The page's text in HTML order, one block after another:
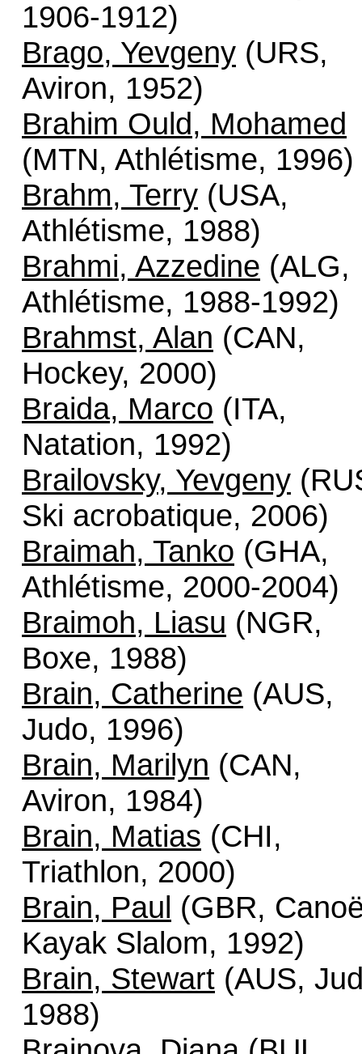
1906-1912)
Brago, Yevgeny (URS,
Aviron, 1952)
Brahim Ould, Mohamed
(MTN, Athlétisme, 1996)
Brahm, Terry (USA,
Athlétisme, 1988)
Brahmi, Azzedine (ALG,
Athlétisme, 1988-1992)
Brahmst, Alan (CAN,
Hockey, 2000)
Braida, Marco (ITA,
Natation, 1992)
Brailovsky, Yevgeny
Ski acrobatique, 2006)
Braimah, Tanko (GHA,
Athlétisme, 2000-2004)
Braimoh, Liasu (NGR,
Boxe, 1988)
Brain, Catherine (AUS,
Judo, 1996)
Brain, Marilyn (CAN,
Aviron, 1984)
Brain, Matias (CHI,
Triathlon, 2000)
Brain, Paul (GBR,
Kayak Slalom, 1992)
Brain, Stewart (AUS,
1988)